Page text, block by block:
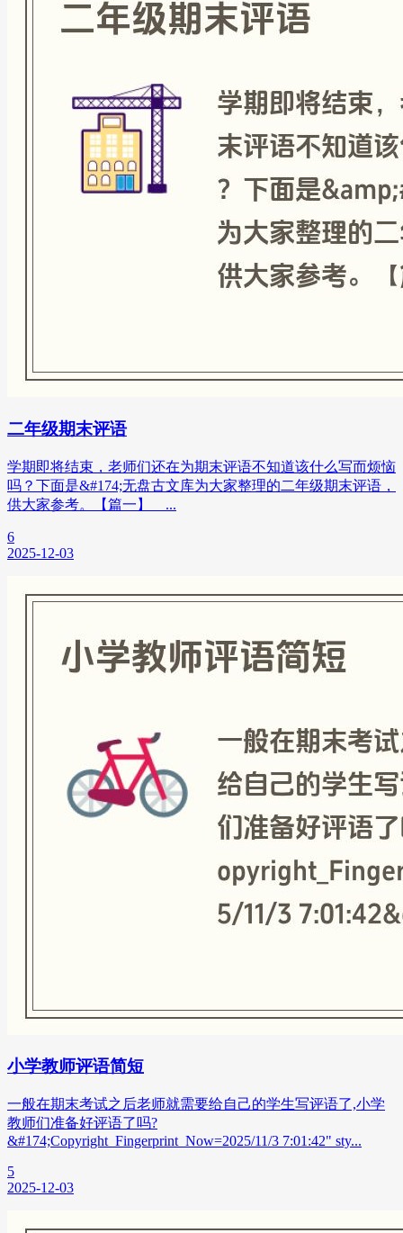
二年级期末评语
学期即将结束，老师们还在为期末评语不知道该什么写而烦恼
吗？下面是&#174;无盘古文库为大家整理的二年级期末评语，
供大家参考。【篇一】 ...
6
2025-12-03
小学教师评语简短
一般在期末考试之后老师就需要给自己的学生写评语了,小学
教师们准备好评语了吗?
&#174;Copyright_Fingerprint_Now=2025/11/3 7:01:42" sty...
5
2025-12-03